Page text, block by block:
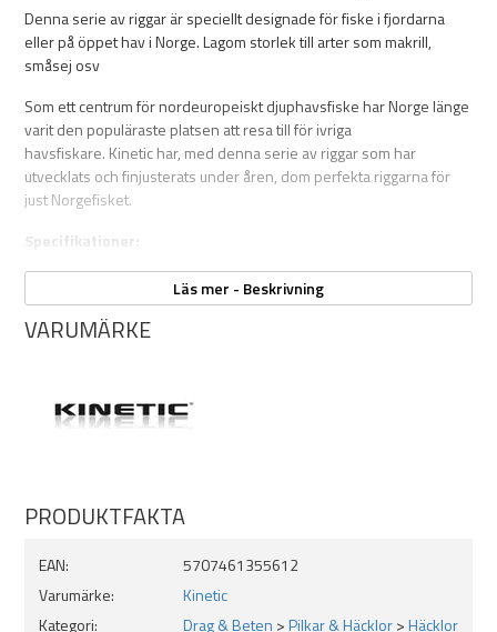
Denna serie av riggar är speciellt designade för fiske i fjordarna
eller på öppet hav i Norge. Lagom storlek till arter som makrill,
småsej osv
Som ett centrum för nordeuropeiskt djuphavsfiske har Norge länge
varit den populäraste platsen att resa till för ivriga
havsfiskare. Kinetic har, med denna serie av riggar som har
utvecklats och finjusterats under åren, dom perfekta riggarna för
just Norgefisket.
Specifikationer:
Kvalitets nylonlina 0,60mm
Ultravassa krokar
Färdigriggat tackel med fem krokar
Läs mer - Beskrivning
VARUMÄRKE
PRODUKTFAKTA
EAN:
5707461355612
Varumärke:
Kinetic
Kategori:
Drag & Beten >Pilkar & Häcklor>Häcklor